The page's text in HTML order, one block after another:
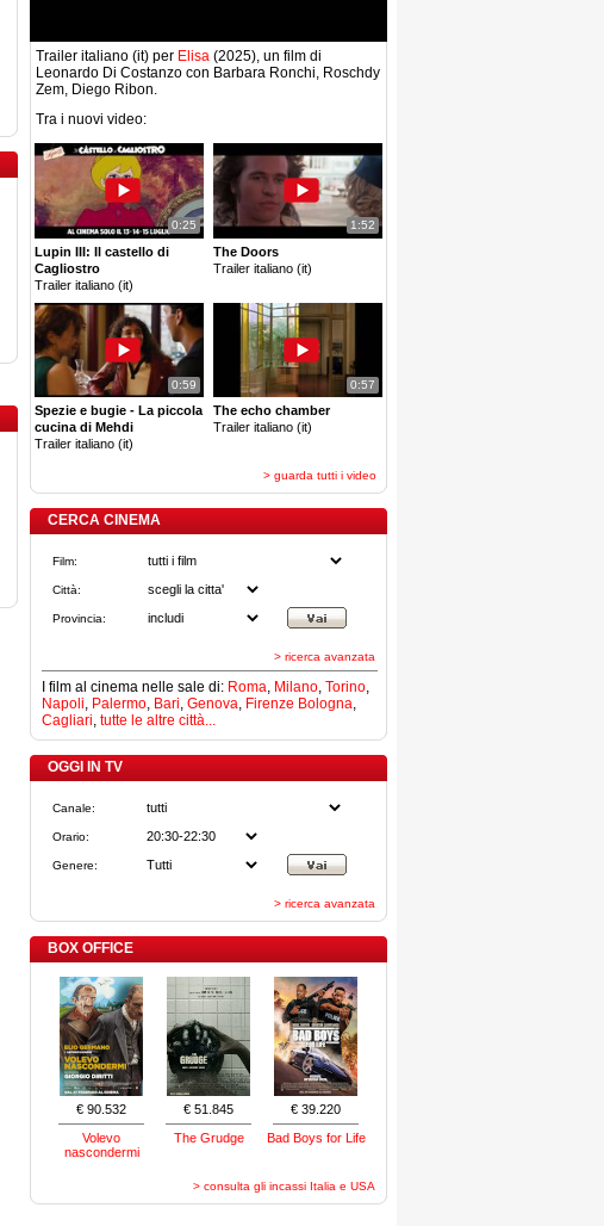
Trailer italiano (it) per Elisa (2025), un film di
Leonardo Di Costanzo con Barbara Ronchi, Roschdy
Zem, Diego Ribon.
Tra i nuovi video:
0:25
Lupin III: Il castello di
Cagliostro
Trailer italiano (it)
1:52
The Doors
Trailer italiano (it)
0:59
Spezie e bugie - La piccola
cucina di Mehdi
Trailer italiano (it)
0:57
The echo chamber
Trailer italiano (it)
> guarda tutti i video
CERCA CINEMA
Film:
Città:
Provincia:
> ricerca avanzata
I film al cinema nelle sale di: Roma, Milano, Torino,
Napoli, Palermo, Bari, Genova, Firenze Bologna,
Cagliari, tutte le altre città...
OGGI IN TV
Canale:
Orario:
Genere:
> ricerca avanzata
BOX OFFICE
€ 90.532
Volevo
nascondermi
€ 51.845
The Grudge
€ 39.220
Bad Boys for Life
> consulta gli incassi Italia e USA